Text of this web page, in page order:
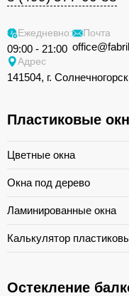
Пластиковые
Цветные окна
Окна под дерево
Ламинированные окна
Калькулятор
Остекление
Ежедневно:
09:00 - 21:00
Почта
Адрес
141504, г.